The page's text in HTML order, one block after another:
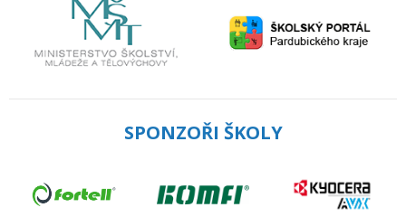
SPONZOŘI ŠKOLY